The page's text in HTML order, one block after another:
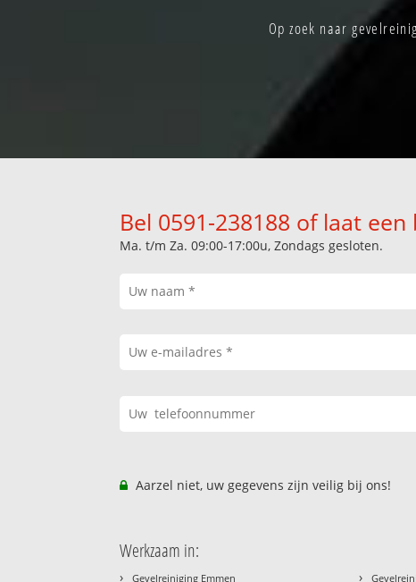
Op zoek naar
Bel 0591-238188 of laat
Ma. t/m Za. 09:00-17:00u, Zondags gesloten.
Aarzel niet, uw gegevens zijn veilig bij ons!
Werkzaam in:
› Gevelreiniging Emmen ›